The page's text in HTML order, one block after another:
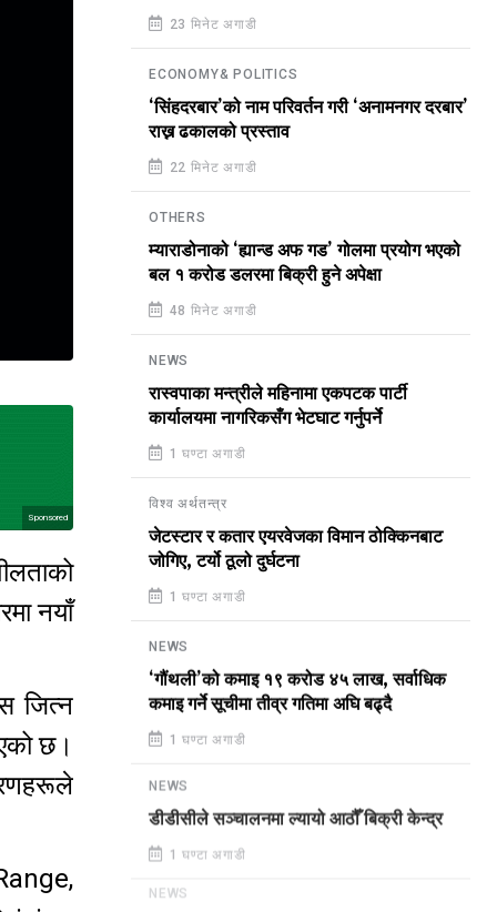
Sponsored
नयाँ
जित्न
छ।
23 मिनेट अगाडी
ECONOMY& POLITICS
‘सिंहदरबार’को नाम परिवर्तन गरी ‘अनामनगर दरबार’
राख्न ढकालको प्रस्ताव
22 मिनेट अगाडी
OTHERS
म्याराडोनाको ‘ह्यान्ड अफ गड’ गोलमा प्रयोग भएको
बल १ करोड डलरमा बिक्री हुने अपेक्षा
48 मिनेट अगाडी
NEWS
रास्वपाका मन्त्रीले महिनामा एकपटक पार्टी
कार्यालयमा नागरिकसँग भेटघाट गर्नुपर्ने
1 घण्टा अगाडी
विश्व अर्थतन्त्र
जेटस्टार र कतार एयरवेजका विमान ठोक्किनबाट
जोगिए, टर्यो ठूलो दुर्घटना
1 घण्टा अगाडी
NEWS
‘गौंथली’को कमाइ १९ करोड ४५ लाख, सर्वाधिक
कमाइ गर्ने सूचीमा तीव्र गतिमा अघि बढ्दै
1 घण्टा अगाडी
NEWS
डीडीसीले सञ्चालनमा ल्यायो आठौँ बिक्री केन्द्र
1 घण्टा अगाडी